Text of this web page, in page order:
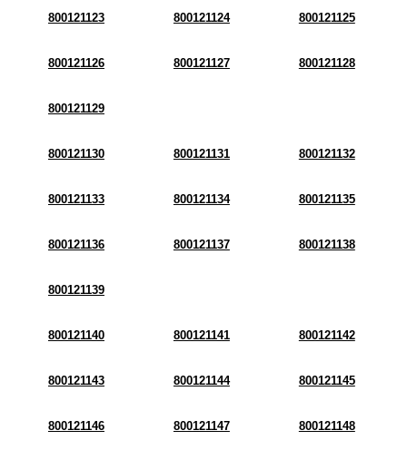
800121123 800121124 800121125
800121126 800121127 800121128
800121129
800121130 800121131 800121132
800121133 800121134 800121135
800121136 800121137 800121138
800121139
800121140 800121141 800121142
800121143 800121144 800121145
800121146 800121147 800121148